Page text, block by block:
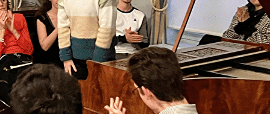
Cliquez pour éditer
Le Salon romantique au Château Chanorier à Croissy sur
Seine : un lieu unique, dédié aux pianos de facture
française de la première moitié du XIXe siècle. Des
concerts, des masterclasses et des conférences y sont
régulièrement organisés avec de grands interprètes et de
jeunes talents passionnés par la sonorité romantique de
ces pianos. Si vous aimez la musique et rencontrer des
musiciens, rejoignez- nous !